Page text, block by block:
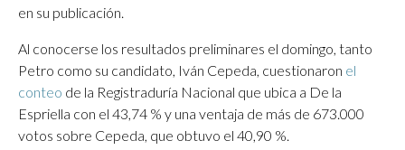
en su publicación.
Al conocerse los resultados preliminares el domingo, tanto
Petro como su candidato, Iván Cepeda, cuestionaron el
conteo de la Registraduría Nacional que ubica a De la
Espriella con el 43,74 % y una ventaja de más de 673.000
votos sobre Cepeda, que obtuvo el 40,90 %.